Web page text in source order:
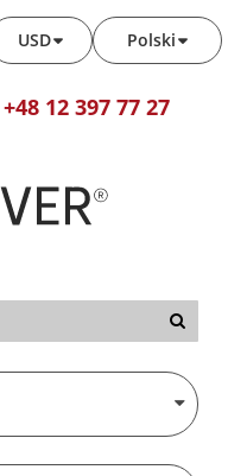
Polski
USD
+48 12 397 77 27